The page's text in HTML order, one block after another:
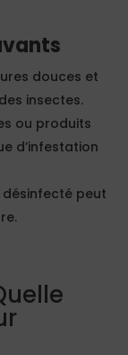
douces et
insectes.
ou produits
d’infestation
désinfecté peut